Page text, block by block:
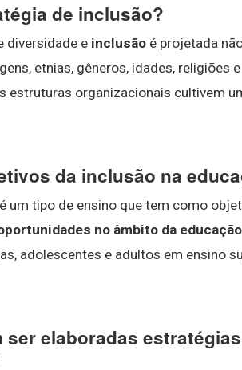
de inclusão?
diversidade e inclusão é projetada
etnias, gêneros, idades, religiões
estruturas organizacionais cultivem
da inclusão na
um tipo de ensino que tem como
no âmbito da educação
adolescentes e adultos em ensino
ser elaboradas